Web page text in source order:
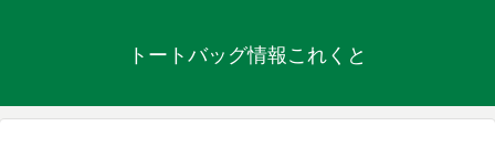
トートバッグ情報これくと